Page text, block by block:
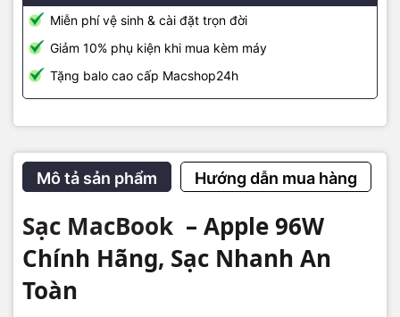
Miễn phí vệ sinh & cài đặt trọn đời
Giảm 10% phụ kiện khi mua kèm máy
Tặng balo cao cấp Macshop24h
Mô tả sản phẩm Hướng dẫn mua hàng
Sạc MacBook – Apple 96W
Chính Hãng, Sạc Nhanh An
Toàn
MacShop24h – Địa chỉ uy tín chuyên linh kiện Macbook
🏪 574 Nguyễn Đình Chiểu, P.4, Q.3, TP.HCM
📞 Hotline:0922 19 79 79– Zalo hỗ trợ 24/7
🌐 Website:
macshop24h.vn
Giao hàng toàn quốc – kiểm tra trước khi thanh toán. Giao 2H nội
thành TP.HCM.